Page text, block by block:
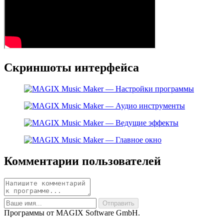
Скриншоты интерфейса
Комментарии пользователей
Программы от MAGIX Software GmbH.